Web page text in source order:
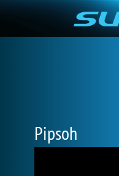
Pipsoh